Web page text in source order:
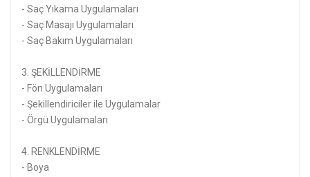
- Saç Yıkama Uygulamaları
- Saç Masajı Uygulamaları
- Saç Bakım Uygulamaları
3. ŞEKİLLENDİRME
- Fön Uygulamaları
- Şekillendiriciler ile Uygulamalar
- Örgü Uygulamaları
4. RENKLENDİRME
- Boya